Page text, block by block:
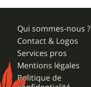
Qui sommes-nous ?
Contact & Logos
Services pros
Mentions légales
Politique de